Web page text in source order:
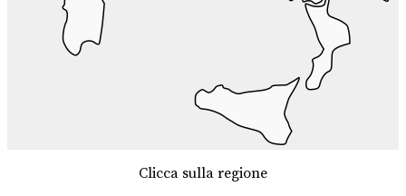
Clicca sulla regione